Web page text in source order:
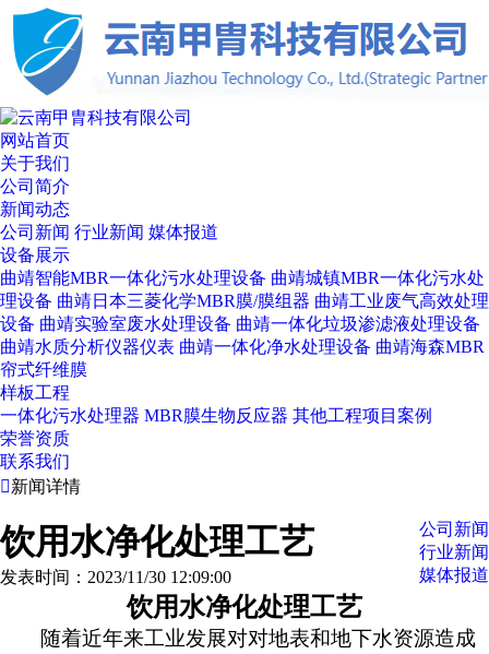
网站首页
关于我们
公司简介
新闻动态
公司新闻 行业新闻 媒体报道
设备展示
曲靖智能MBR一体化污水处理设备 曲靖城镇MBR一体化污水处
理设备 曲靖日本三菱化学MBR膜/膜组器 曲靖工业废气高效处理
设备 曲靖实验室废水处理设备 曲靖一体化垃圾渗滤液处理设备
曲靖水质分析仪器仪表 曲靖一体化净水处理设备 曲靖海森MBR
帘式纤维膜
样板工程
一体化污水处理器 MBR膜生物反应器 其他工程项目案例
荣誉资质
联系我们
新闻详情
公司新闻
行业新闻
媒体报道
饮用水净化处理工艺
发表时间：2023/11/30 12:09:00
饮用水净化处理工艺
随着近年来工业发展对对地表和地下水资源造成